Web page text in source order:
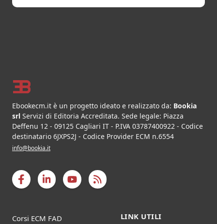
Ebookecm.it è un progetto ideato e realizzato da: Bookia
srl Servizi di Editoria Accreditata. Sede legale: Piazza
Deffenu 12 - 09125 Cagliari IT - P.IVA 03787400922 - Codice
destinatario 6JXPS2J - Codice Provider ECM n.6554
info@bookia.it
Corsi ECM FAD
LINK UTILI